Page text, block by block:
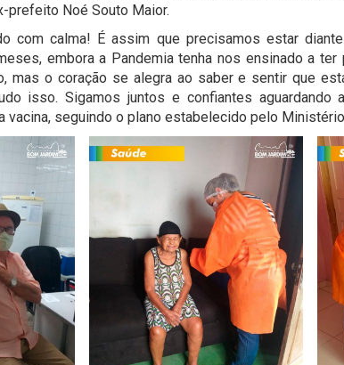
prefeito Noé Souto Maior.
com calma! É assim que precisamos estar
embora a Pandemia tenha nos ensinado a
mas o coração se alegra ao saber e sentir que
isso. Sigamos juntos e confiantes aguardando
vacina, seguindo o plano estabelecido pelo